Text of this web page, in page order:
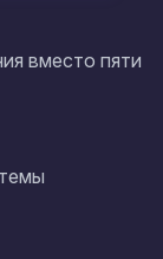
вместо пяти